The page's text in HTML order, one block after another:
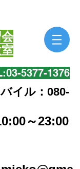
5377-1376
イル：080-
～23:00